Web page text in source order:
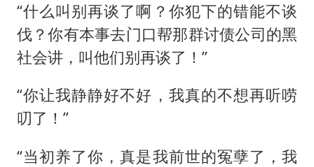
“什么叫别再谈了啊？你犯下的错能不谈
伐？你有本事去门口帮那群讨债公司的黑
社会讲，叫他们别再谈了！”
“你让我静静好不好，我真的不想再听唠
叨了！”
“当初养了你，真是我前世的冤孽了，我